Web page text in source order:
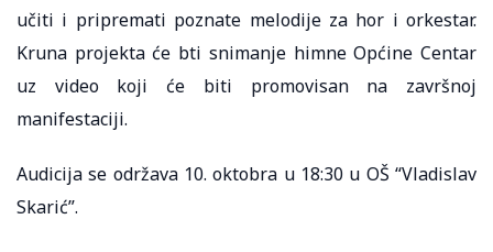
učiti i pripremati poznate melodije za hor i orkestar.
Kruna projekta će bti snimanje himne Općine Centar
uz video koji će biti promovisan na završnoj
manifestaciji.
Audicija se održava 10. oktobra u 18:30 u OŠ “Vladislav
Skarić”.